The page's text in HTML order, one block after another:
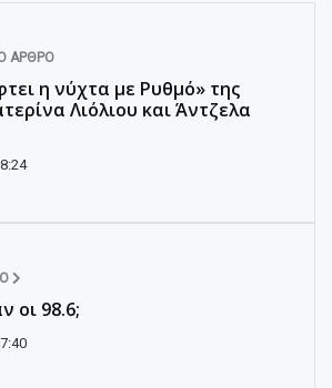
ΆΡΘΡΟ
η νύχτα με Ρυθμό» της
Λιόλιου και Άντζελα
οι 98.6;